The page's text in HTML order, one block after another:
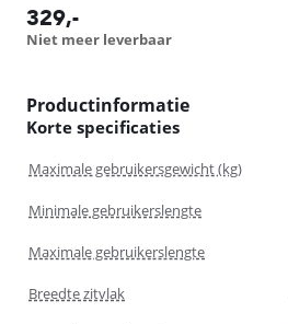
329,-
Niet meer leverbaar
Productinformatie
Korte specificaties
Maximale gebruikersgewicht (kg)
Minimale gebruikerslengte
Maximale gebruikerslengte
Breedte zitvlak